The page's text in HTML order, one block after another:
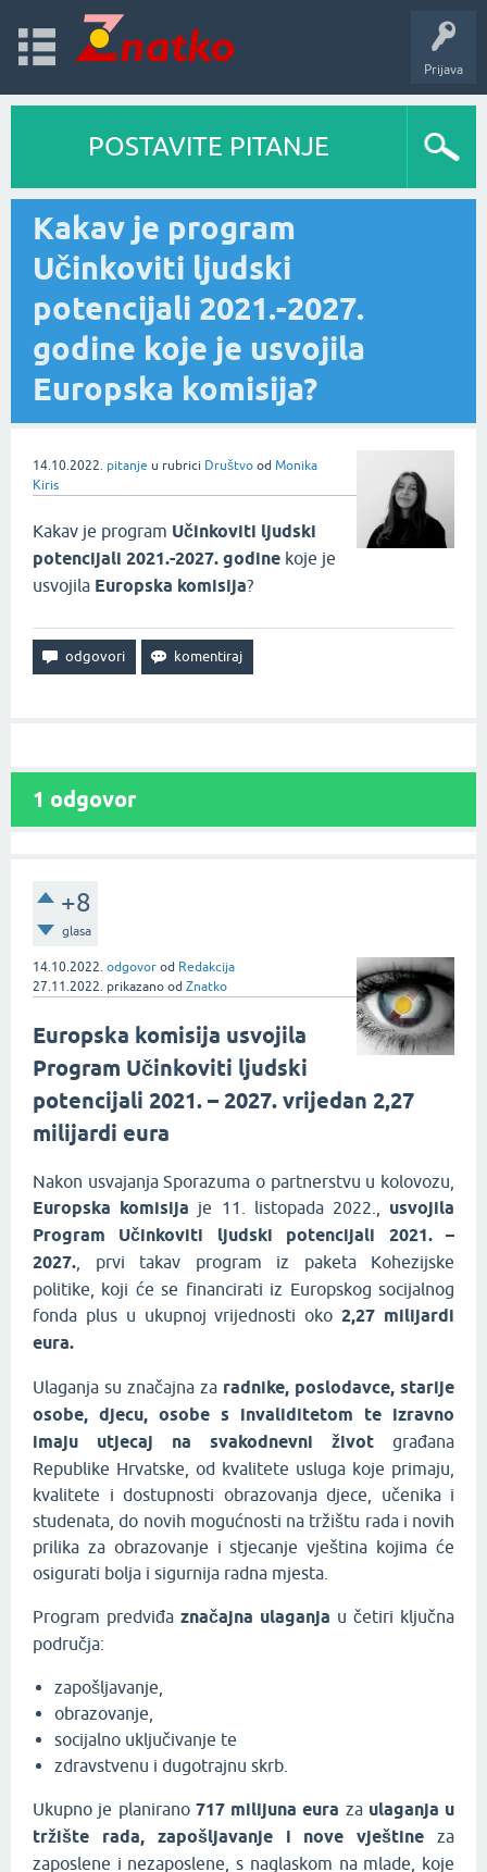
Prijava
POSTAVITE PITANJE
Kakav je program
Učinkoviti ljudski
potencijali 2021.-2027.
godine koje je usvojila
Europska komisija?
14.10.2022. pitanje u rubrici Društvo od Monika
Kiris
Kakav je program Učinkoviti ljudski
potencijali 2021.-2027. godine koje je
usvojila Europska komisija?
1 odgovor
+8
glasa
14.10.2022. odgovor od Redakcija
27.11.2022. prikazano od Znatko
Europska komisija usvojila
Program Učinkoviti ljudski
potencijali 2021. – 2027. vrijedan 2,27
milijardi eura
Nakon usvajanja Sporazuma o partnerstvu u kolovozu,
Europska komisija je 11. listopada 2022., usvojila
Program Učinkoviti ljudski potencijali 2021. –
2027. , prvi takav program iz paketa Kohezijske
politike, koji će se financirati iz Europskog socijalnog
fonda plus u ukupnoj vrijednosti oko2,27 milijardi
eura.
Ulaganja su značajna za radnike, poslodavce, starije
osobe, djecu, osobe s invaliditetom te izravno
imaju utjecaj na svakodnevni život građana
Republike Hrvatske, od kvalitete usluga koje primaju,
kvalitete i dostupnosti obrazovanja djece, učenika i
studenata, do novih mogućnosti na tržištu rada i novih
prilika za obrazovanje i stjecanje vještina kojima će
osigurati bolja i sigurnija radna mjesta.
Program predviđa značajna ulaganja u četiri ključna
područja:
zapošljavanje,
obrazovanje,
socijalno uključivanje te
zdravstvenu i dugotrajnu skrb.
Ukupno je planirano 717 milijuna eura za ulaganja u
tržište rada, zapošljavanje i nove vještine za
zaposlene i nezaposlene, s naglaskom na mlade, koje